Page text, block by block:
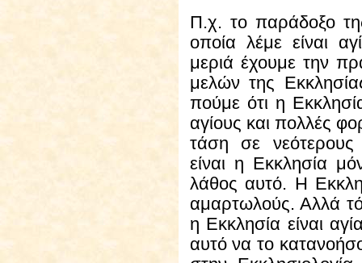
Π.χ. το παράδοξο
οποία λέμε είναι
μεριά έχουμε την
μελών της
πούμε ότι η
αγίους και πολλές
τάση σε
είναι η Εκκλησία
λάθος αυτό. Η
αμαρτωλούς. Αλλά
η Εκκλησία είναι
αυτό να το